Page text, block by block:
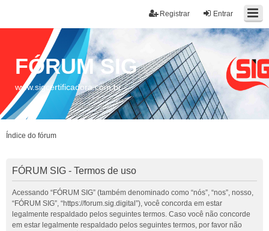
Entrar
Registrar
FÓRUM SIG
www.sigcertificadora.com.br
Índice do fórum
FÓRUM SIG - Termos de uso
Acessando “FÓRUM SIG” (também denominado como “nós”, “nos”, nosso,
“FÓRUM SIG”, “https://forum.sig.digital”), você concorda em estar
legalmente respaldado pelos seguintes termos. Caso você não concorde
em estar legalmente respaldado pelos seguintes termos, por favor não